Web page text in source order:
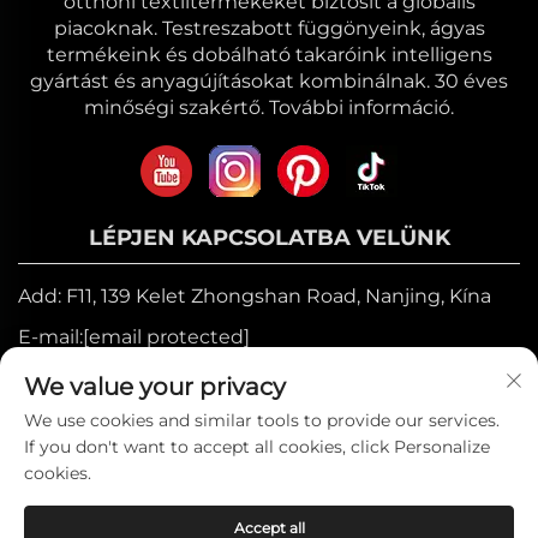
piacoknak. Testreszabott függönyeink, ágyas
termékeink és dobálható takaróink intelligens
gyártást és anyagújításokat kombinálnak. 30 éves
minőségi szakértő. További információ.
LÉPJEN KAPCSOLATBA VELÜNK
Add: F11, 139 Kelet Zhongshan Road, Nanjing, Kína
E-mail:[email protected]
Mozgó:+86-17327710449
Telefon:+86-025-84573776
Szerzői jog © 2025, Heniemo Home Collection
We value your privacy
We use cookies and similar tools to provide our services.
If you don't want to accept all cookies, click Personalize
cookies.
Accept all